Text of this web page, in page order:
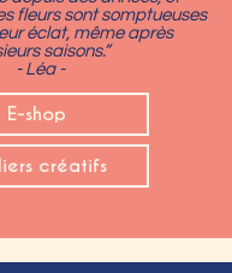
fleurs sont somptueuses
éclat, même après
saisons.”
- Léa -
E-shop
créatifs